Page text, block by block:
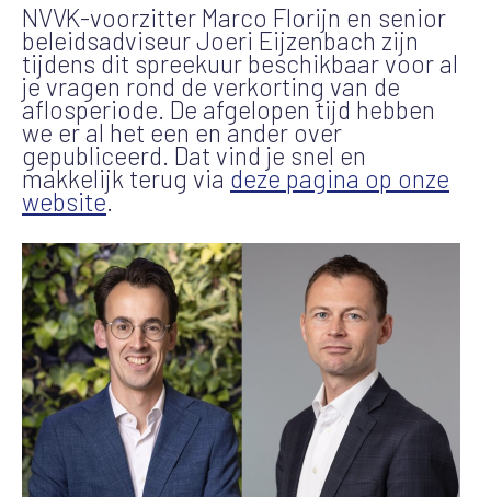
NVVK-voorzitter Marco Florijn en senior
beleidsadviseur Joeri Eijzenbach zijn
tijdens dit spreekuur beschikbaar voor al
je vragen rond de verkorting van de
aflosperiode. De afgelopen tijd hebben
we er al het een en ander over
gepubliceerd. Dat vind je snel en
makkelijk terug via deze pagina op onze
website.